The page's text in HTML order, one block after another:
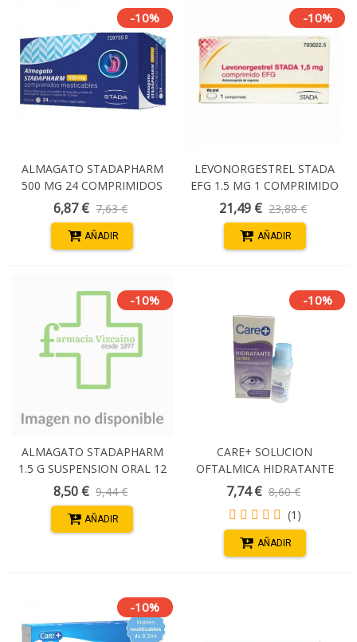
-10%
ALMAGATO STADAPHARM
500 MG 24 COMPRIMIDOS
MASTICABLES
6,87 € 7,63 €
AÑADIR
-10%
LEVONORGESTREL STADA
EFG 1.5 MG 1 COMPRIMIDO
21,49 € 23,88 €
AÑADIR
-10%
ALMAGATO STADAPHARM
1.5 G SUSPENSION ORAL 12
SOBRES
8,50 € 9,44 €
AÑADIR
-10%
CARE+ SOLUCION
OFTALMICA HIDRATANTE
0,2% 10 ML
7,74 € 8,60 €
(1)
AÑADIR
-10%